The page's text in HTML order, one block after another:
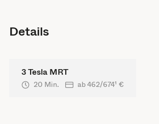
Details
3 Tesla MRT
20 Min. ab462/674¹ €